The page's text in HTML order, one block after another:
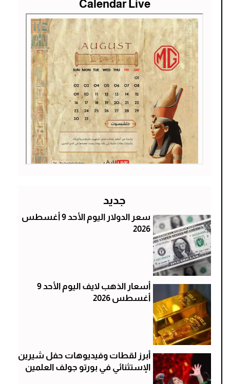
Calendar Live
جديد
سعر الدولار اليوم الأحد 9 أغسطس
2026
أسعار الذهب لايف اليوم الأحد 9
أغسطس 2026
أبرز لقطات وفيديوهات حفل شيرين
الإستثنائي في بورتو جولف العلمين